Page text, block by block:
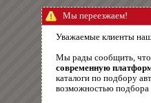
Мы переезжаем!
Уважаемые клиенты
Мы рады сообщить,
современную
каталоги по подбору
возможностью подбора